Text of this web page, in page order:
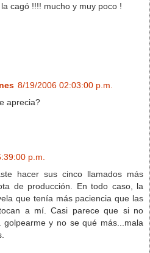
cagó !!!! mucho y muy poco !
8/19/2006 02:03:00 p.m.
aprecia?
p.m.
hacer sus cinco llamados más
de producción. En todo caso, la
que tenía más paciencia que las
a mí. Casi parece que si no
y no se qué más...mala